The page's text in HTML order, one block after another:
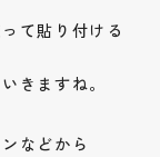
て貼り付ける
きますね。
などから